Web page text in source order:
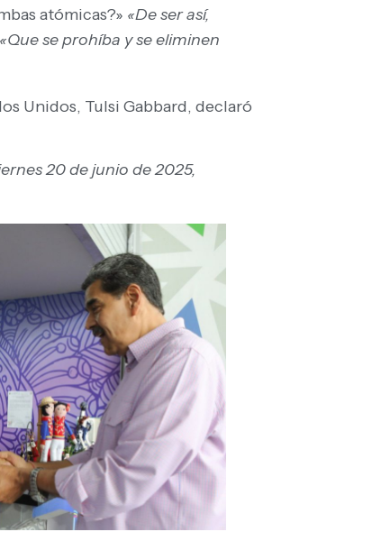
atómicas?» «De ser así,
se prohíba y se eliminen
Unidos, Tulsi Gabbard, declaró
20 de junio de 2025,